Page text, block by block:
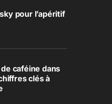
pour l’apéritif
caféine dans
clés à